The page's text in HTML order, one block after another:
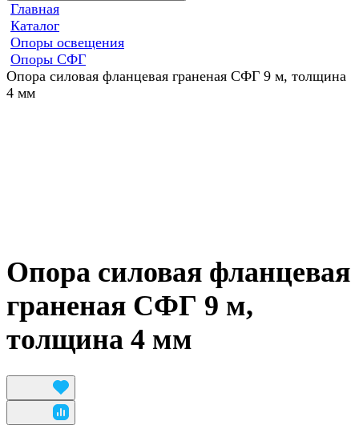
Главная
Каталог
Опоры освещения
Опоры СФГ
Опора силовая фланцевая граненая СФГ 9 м, толщина
4 мм
Опора силовая фланцевая
граненая СФГ 9 м,
толщина 4 мм